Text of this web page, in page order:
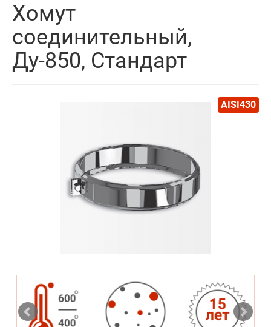
Хомут
соединительный,
Ду-850, Стандарт
AISI430